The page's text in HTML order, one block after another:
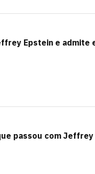
Epstein e admite
passou com Jeffrey